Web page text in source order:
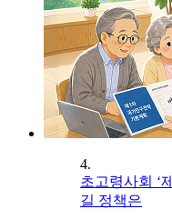
4.
초고령사회 ‘
길 정책은